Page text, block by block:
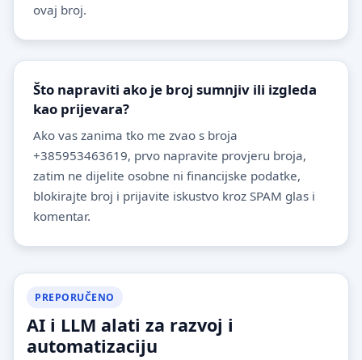
ovaj broj.
Što napraviti ako je broj sumnjiv ili izgleda
kao prijevara?
Ako vas zanima tko me zvao s broja
+385953463619, prvo napravite provjeru broja,
zatim ne dijelite osobne ni financijske podatke,
blokirajte broj i prijavite iskustvo kroz SPAM glas i
komentar.
PREPORUČENO
AI i LLM alati za razvoj i
automatizaciju